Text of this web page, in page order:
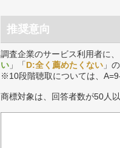
推奨意向
調査企業のサービス利用者に
い 」「D:全く薦めたくない 」
※10段階聴取については、
商標対象は、回答者数が50人